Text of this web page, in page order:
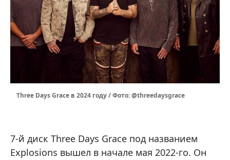
Three Days Grace в 2024 году / Фото: @threedaysgrace
7-й диск Three Days Grace под названием
Explosions вышел в начале мая 2022-го. Он